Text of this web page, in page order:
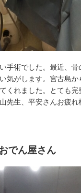
手術でした。最近、骨
気がします。宮古島か
くれました。とても完
先生、平安さんお疲れ
でん屋さん